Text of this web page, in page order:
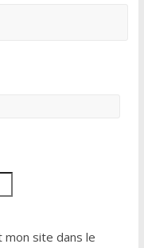
mon site dans le